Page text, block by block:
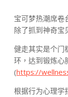
宝可梦热潮席卷
除了抓到神奇宝
健走其实是个门
环，达到锻炼心
(https://
根据行为心理学